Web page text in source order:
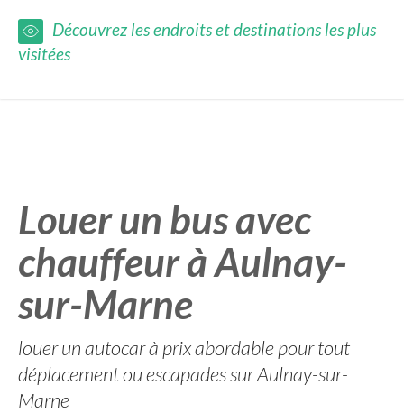
Découvrez les endroits et destinations les plus
visitées
Louer un bus avec
chauffeur à Aulnay-
sur-Marne
louer un autocar à prix abordable pour tout
déplacement ou escapades sur Aulnay-sur-
Marne